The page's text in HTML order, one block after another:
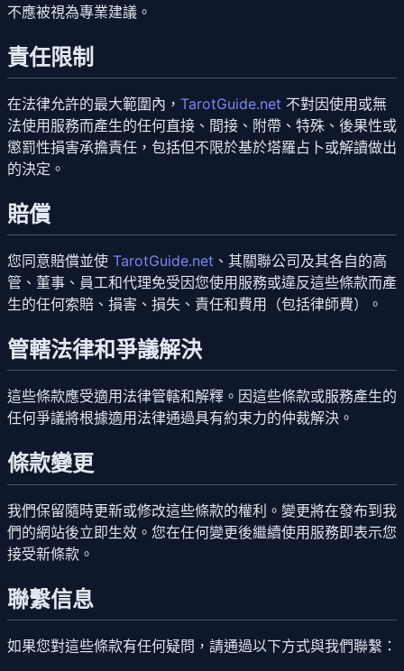
不應被視為專業建議。
責任限制
在法律允許的最大範圍內， TarotGuide.net 不對因使用或無
法使用服務而產生的任何直接、間接、附帶、特殊、後果性或
懲罰性損害承擔責任，包括但不限於基於塔羅占卜或解讀做出
的決定。
賠償
您同意賠償並使 TarotGuide.net 、其關聯公司及其各自的高
管、董事、員工和代理免受因您使用服務或違反這些條款而產
生的任何索賠、損害、損失、責任和費用（包括律師費）。
管轄法律和爭議解決
這些條款應受適用法律管轄和解釋。因這些條款或服務產生的
任何爭議將根據適用法律通過具有約束力的仲裁解決。
條款變更
我們保留隨時更新或修改這些條款的權利。變更將在發布到我
們的網站後立即生效。您在任何變更後繼續使用服務即表示您
接受新條款。
聯繫信息
如果您對這些條款有任何疑問，請通過以下方式與我們聯繫：